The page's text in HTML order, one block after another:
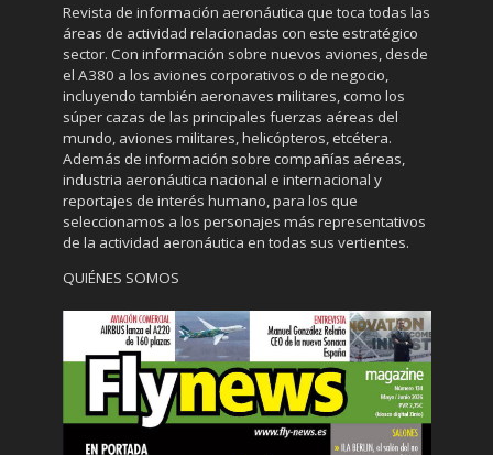
Revista de información aeronáutica que toca todas las
áreas de actividad relacionadas con este estratégico
sector. Con información sobre nuevos aviones, desde
el A380 a los aviones corporativos o de negocio,
incluyendo también aeronaves militares, como los
súper cazas de las principales fuerzas aéreas del
mundo, aviones militares, helicópteros, etcétera.
Además de información sobre compañías aéreas,
industria aeronáutica nacional e internacional y
reportajes de interés humano, para los que
seleccionamos a los personajes más representativos
de la actividad aeronáutica en todas sus vertientes.
QUIÉNES SOMOS